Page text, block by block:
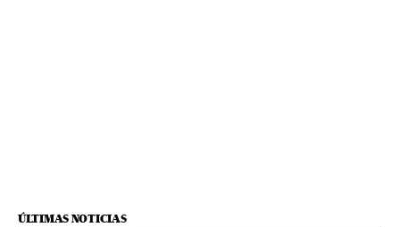
ÚLTIMAS NOTICIAS